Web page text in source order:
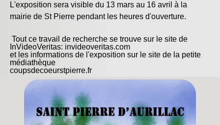
L'exposition sera visible du 13 mars au 16 avril à la
mairie de St Pierre pendant les heures d'ouverture.
Tout ce travail de recherche se trouve sur le site de
InVideoVeritas: invideoveritas.com
et les informations de l'exposition sur le site de la petite
médiathèque
coupsdecoeurstpierre.fr